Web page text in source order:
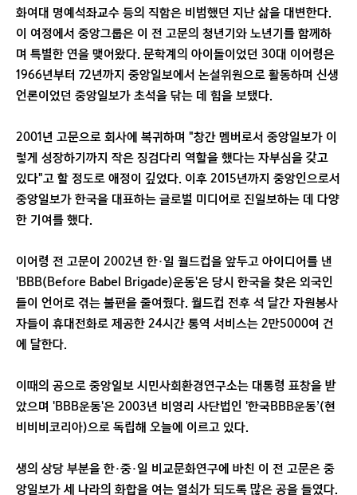
화여대 명예석좌교수 등의 직함은 비범했던 지난 삶을 대변한다.
이 여정에서 중앙그룹은 이 전 고문의 청년기와 노년기를 함께하
며 특별한 연을 맺어왔다. 문학계의 아이돌이었던 30대 이어령은
1966년부터 72년까지 중앙일보에서 논설위원으로 활동하며 신생
언론이었던 중앙일보가 초석을 닦는 데 힘을 보탰다.
2001년 고문으로 회사에 복귀하며 "창간 멤버로서 중앙일보가 이
렇게 성장하기까지 작은 징검다리 역할을 했다는 자부심을 갖고
있다"고 할 정도로 애정이 깊었다. 이후 2015년까지 중앙인으로서
중앙일보가 한국을 대표하는 글로벌 미디어로 진일보하는 데 다양
한 기여를 했다.
이어령 전 고문이 2002년 한·일 월드컵을 앞두고 아이디어를 낸
'BBB(Before Babel Brigade)운동'은 당시 한국을 찾은 외국인
들이 언어로 겪는 불편을 줄여줬다. 월드컵 전후 석 달간 자원봉사
자들이 휴대전화로 제공한 24시간 통역 서비스는 2만5000여 건
에 달한다.
이때의 공으로 중앙일보 시민사회환경연구소는 대통령 표창을 받
았으며 'BBB운동'은 2003년 비영리 사단법인 '한국BBB운동’(현
비비비코리아)으로 독립해 오늘에 이르고 있다.
생의 상당 부분을 한·중·일 비교문화연구에 바친 이 전 고문은 중
앙일보가 세 나라의 화합을 여는 열쇠가 되도록 많은 공을 들였다.